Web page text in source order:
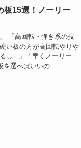
板15選！ノーリー
「高回転・弾き系の技
い板の方が高回転やりや
し...」「早くノーリー
を選べばいいの...